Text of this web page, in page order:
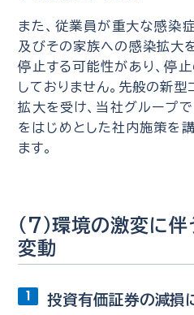
また、従業員が重大な感染
及びその家族への感染拡大
停止する可能性があり、停
しておりません。先般の新
拡大を受け、当社グループで
をはじめとした社内施策を
ます。
（7）環境の激変に
変動
投資有価証券の減損